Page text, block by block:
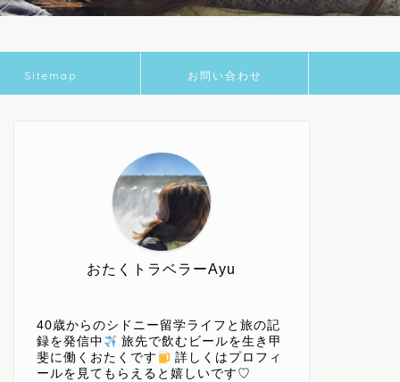
Sitemap お問い合わせ
おたくトラベラーAyu
40歳からのシドニー留学ライフと旅の記
録を発信中
旅先で飲むビールを生き甲
斐に働くおたくです
詳しくはプロフィ
ールを見てもらえると嬉しいです♡